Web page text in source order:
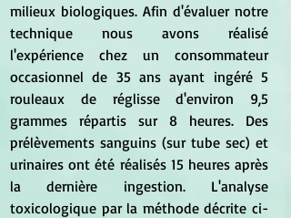
milieux biologiques. Afin d'évaluer notre
technique nous avons réalisé
l'expérience chez un consommateur
occasionnel de 35 ans ayant ingéré 5
rouleaux de réglisse d'environ 9,5
grammes répartis sur 8 heures. Des
prélèvements sanguins (sur tube sec) et
urinaires ont été réalisés 15 heures après
la dernière ingestion. L'analyse
toxicologique par la méthode décrite ci-